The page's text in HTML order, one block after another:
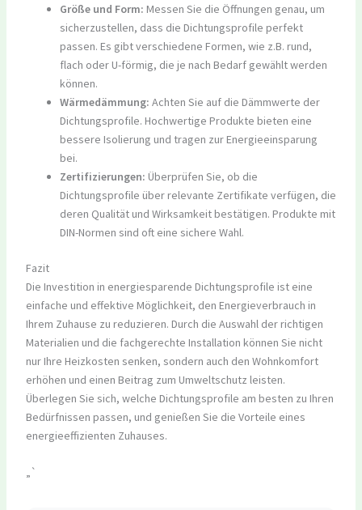
Größe und Form: Messen Sie die Öffnungen genau, um
sicherzustellen, dass die Dichtungsprofile perfekt
passen. Es gibt verschiedene Formen, wie z.B. rund,
flach oder U-förmig, die je nach Bedarf gewählt werden
können.
Wärmedämmung: Achten Sie auf die Dämmwerte der
Dichtungsprofile. Hochwertige Produkte bieten eine
bessere Isolierung und tragen zur Energieeinsparung
bei.
Zertifizierungen: Überprüfen Sie, ob die
Dichtungsprofile über relevante Zertifikate verfügen, die
deren Qualität und Wirksamkeit bestätigen. Produkte mit
DIN-Normen sind oft eine sichere Wahl.
Fazit
Die Investition in energiesparende Dichtungsprofile ist eine
einfache und effektive Möglichkeit, den Energieverbrauch in
Ihrem Zuhause zu reduzieren. Durch die Auswahl der richtigen
Materialien und die fachgerechte Installation können Sie nicht
nur Ihre Heizkosten senken, sondern auch den Wohnkomfort
erhöhen und einen Beitrag zum Umweltschutz leisten.
Überlegen Sie sich, welche Dichtungsprofile am besten zu Ihren
Bedürfnissen passen, und genießen Sie die Vorteile eines
energieeffizienten Zuhauses.
„`